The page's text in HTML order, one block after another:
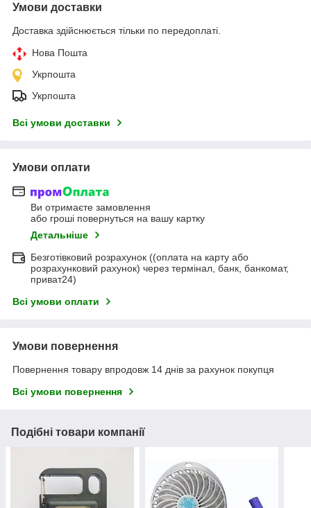
Умови доставки
Доставка здійснюється тільки по передоплаті.
Нова Пошта
Укрпошта
Укрпошта
Всі умови доставки
Умови оплати
Ви отримаєте замовлення
або гроші повернуться на вашу картку
Детальніше
Безготівковий розрахунок ((оплата на карту або
розрахунковий рахунок) через термінал, банк, банкомат,
приват24)
Всі умови оплати
Умови повернення
Повернення товару впродовж 14 днів за рахунок покупця
Всі умови повернення
Подібні товари компанії